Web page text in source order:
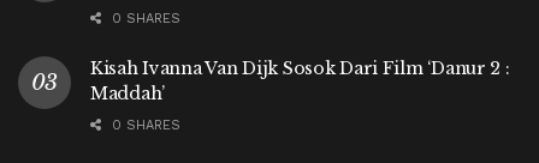
0 SHARES
Kisah Ivanna Van Dijk Sosok Dari Film ‘Danur 2 :
Maddah’
0 SHARES